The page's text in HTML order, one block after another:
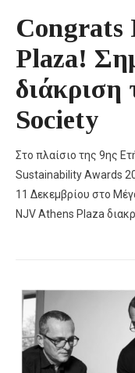
Congrats
Plaza!
διάκριση
Society
Στο πλαίσιο της 9ης
Sustainability Awards
11 Δεκεμβρίου στο
NJV Athens Plaza